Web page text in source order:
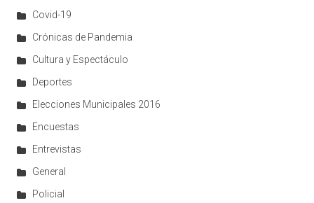
Covid-19
Crónicas de Pandemia
Cultura y Espectáculo
Deportes
Elecciones Municipales 2016
Encuestas
Entrevistas
General
Policial